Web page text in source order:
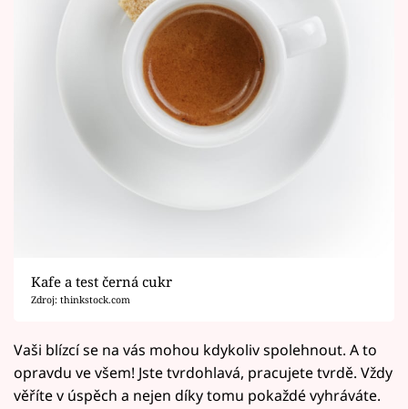
Kafe a test černá cukr
Zdroj: thinkstock.com
Vaši blízcí se na vás mohou kdykoliv spolehnout. A to
opravdu ve všem! Jste tvrdohlavá, pracujete tvrdě. Vždy
věříte v úspěch a nejen díky tomu pokaždé vyhráváte.